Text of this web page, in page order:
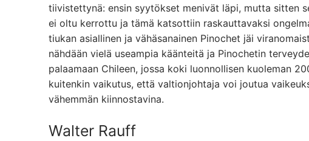
tiivistettynä: ensin syytökset menivät läpi, mutta sitten
ei oltu kerrottu ja tämä katsottiin raskauttavaksi
tiukan asiallinen ja vähäsanainen Pinochet jäi
nähdään vielä useampia käänteitä ja Pinochetin
palaamaan Chileen, jossa koki luonnollisen kuoleman
kuitenkin vaikutus, että valtionjohtaja voi joutua
vähemmän kiinnostavina.
Walter Rauff